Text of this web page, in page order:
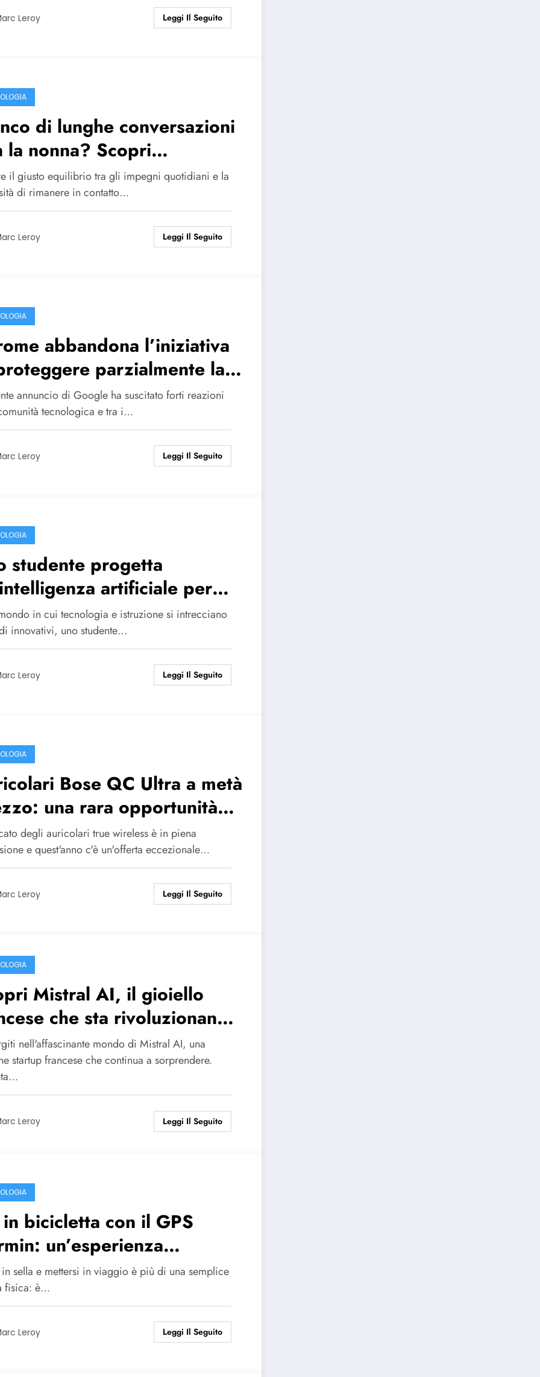
Leroy Leggi Il Seguito
di lunghe conversazioni
la nonna? Scopri
artificiale che le fa
telefonata al giorno
il giusto equilibrio tra gli impegni quotidiani e la
di rimanere in contatto…
Leroy Leggi Il Seguito
abbandona l’iniziativa
parzialmente la
degli utenti
annuncio di Google ha suscitato forti reazioni
tecnologica e tra i…
Leroy Leggi Il Seguito
studente progetta
artificiale per
gli imbrogli e attira
per 5,3 milioni di
in cui tecnologia e istruzione si intrecciano
innovativi, uno studente…
Leroy Leggi Il Seguito
Bose QC Ultra a metà
una rara opportunità
questi auricolari true
valutati 8/10
degli auricolari true wireless è in piena
e quest'anno c'è un'offerta eccezionale…
Leroy Leggi Il Seguito
Mistral AI, il gioiello
che sta rivoluzionando
artificiale open
nell'affascinante mondo di Mistral AI, una
startup francese che continua a sorprendere.
Leroy Leggi Il Seguito
bicicletta con il GPS
un’esperienza
sella e mettersi in viaggio è più di una semplice
fisica: è…
Leroy Leggi Il Seguito